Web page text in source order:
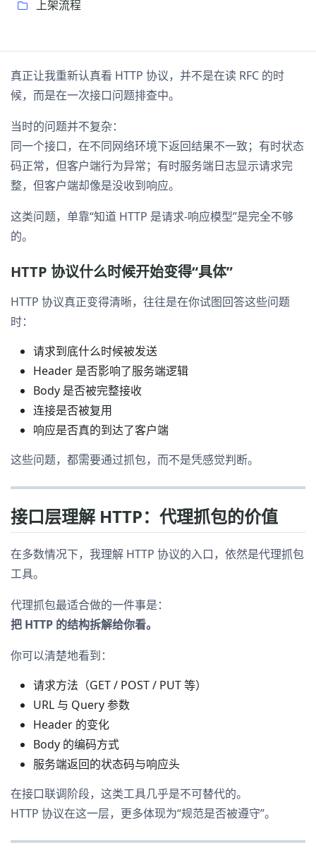
上架流程
真正让我重新认真看 HTTP 协议，并不是在读 RFC 的时
候，而是在一次接口问题排查中。
当时的问题并不复杂：
同一个接口，在不同网络环境下返回结果不一致；有时状态
码正常，但客户端行为异常；有时服务端日志显示请求完
整，但客户端却像是没收到响应。
这类问题，单靠“知道 HTTP 是请求-响应模型”是完全不够
的。
HTTP 协议什么时候开始变得“具体”
HTTP 协议真正变得清晰，往往是在你试图回答这些问题
时：
请求到底什么时候被发送
Header 是否影响了服务端逻辑
Body 是否被完整接收
连接是否被复用
响应是否真的到达了客户端
这些问题，都需要通过抓包，而不是凭感觉判断。
接口层理解 HTTP：代理抓包的价值
在多数情况下，我理解 HTTP 协议的入口，依然是代理抓包
工具。
代理抓包最适合做的一件事是：
把 HTTP 的结构拆解给你看。
你可以清楚地看到：
请求方法（GET / POST / PUT 等）
URL 与 Query 参数
Header 的变化
Body 的编码方式
服务端返回的状态码与响应头
在接口联调阶段，这类工具几乎是不可替代的。
HTTP 协议在这一层，更多体现为“规范是否被遵守”。